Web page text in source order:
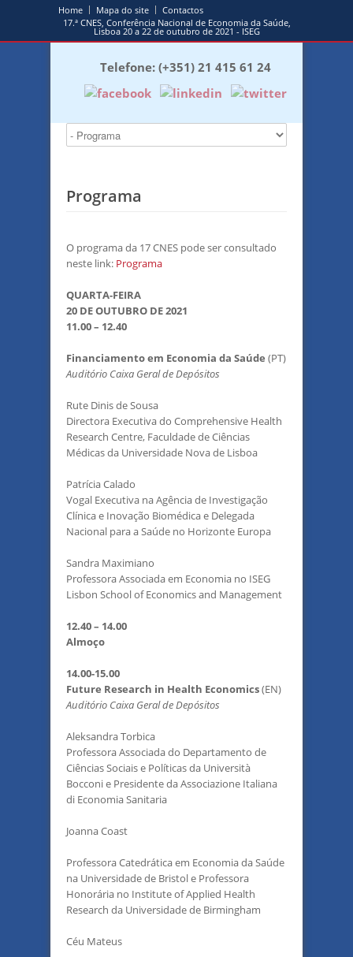
Home Mapa do site
Contactos
17.ª CNES, Conferência Nacional de Economia da Saúde,
Lisboa 20 a 22 de outubro de 2021 - ISEG
Telefone: (+351) 21 415 61 24
Programa
O programa da 17 CNES pode ser consultado
neste link: Programa
QUARTA-FEIRA
20 DE OUTUBRO DE 2021
11.00 – 12.40
Financiamento em Economia da Saúde (PT)
Auditório Caixa Geral de Depósitos
Rute Dinis de Sousa
Directora Executiva do Comprehensive Health
Research Centre, Faculdade de Ciências
Médicas da Universidade Nova de Lisboa
Patrícia Calado
Vogal Executiva na Agência de Investigação
Clínica e Inovação Biomédica e Delegada
Nacional para a Saúde no Horizonte Europa
Sandra Maximiano
Professora Associada em Economia no ISEG
Lisbon School of Economics and Management
12.40 – 14.00
Almoço
14.00-15.00
Future Research in Health Economics(EN)
Auditório Caixa Geral de Depósitos
Aleksandra Torbica
Professora Associada do Departamento de
Ciências Sociais e Políticas da Università
Bocconi e Presidente da Associazione Italiana
di Economia Sanitaria
Joanna Coast
Professora Catedrática em Economia da Saúde
na Universidade de Bristol e Professora
Honorária no Institute of Applied Health
Research da Universidade de Birmingham
Céu Mateus